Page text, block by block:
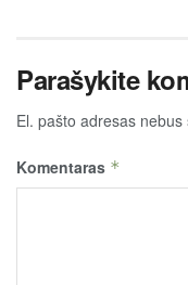
Parašykite
El. pašto adresas nebus
Komentaras *